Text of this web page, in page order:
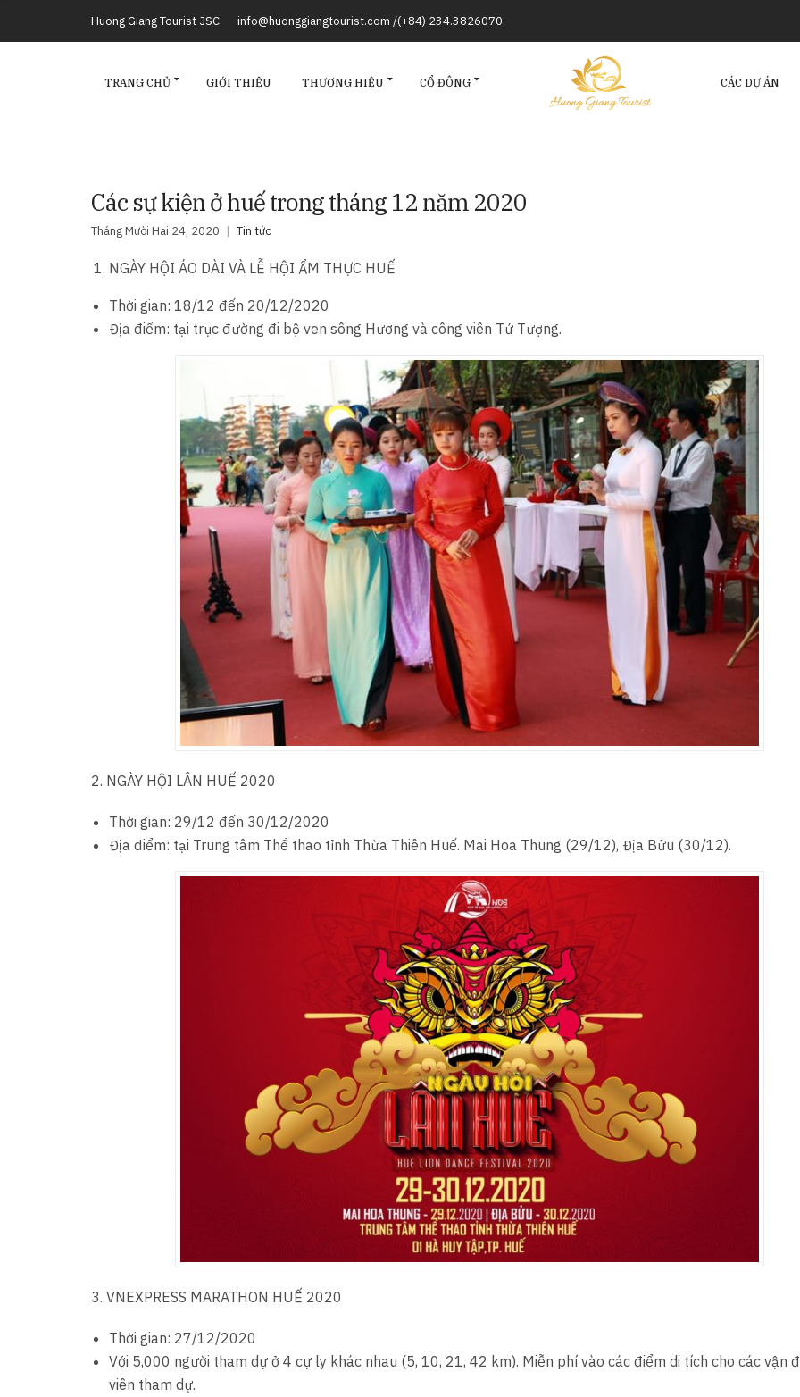
Huong Giang Tourist JSC info@huonggiangtourist.com /(+84) 234.3826070
TRANG CHỦ GIỚI THIỆU THƯƠNG HIỆU CỔ ĐÔNG CÁC DỰ ÁN
Các sự kiện ở huế trong tháng 12 năm 2020
Tháng Mười Hai 24, 2020 Tin tức
NGÀY HỘI ÁO DÀI VÀ LỄ HỘI ẨM THỰC HUẾ
Thời gian: 18/12 đến 20/12/2020
Địa điểm: tại trục đường đi bộ ven sông Hương và công viên Tứ Tượng.
2. NGÀY HỘI LÂN HUẾ 2020
Thời gian: 29/12 đến 30/12/2020
Địa điểm: tại Trung tâm Thể thao tỉnh Thừa Thiên Huế. Mai Hoa Thung (29/12), Địa Bửu (30/12).
3. VNEXPRESS MARATHON HUẾ 2020
Thời gian: 27/12/2020
Với 5,000 người tham dự ở 4 cự ly khác nhau (5, 10, 21, 42 km). Miễn phí vào các điểm di tích cho các vận
viên tham dự.